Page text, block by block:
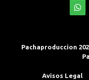
Pachaproduccion
Avisos Legal